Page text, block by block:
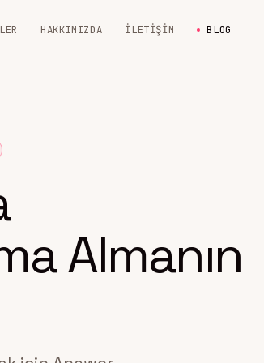
HAKKIMIZDA İLETIŞIM BLOG
Almanın